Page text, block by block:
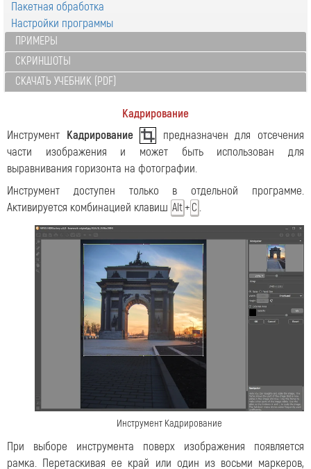
Пакетная обработка
Настройки программы
ПРИМЕРЫ
СКРИНШОТЫ
СКАЧАТЬ УЧЕБНИК (PDF)
Кадрирование
Инструмент Кадрирование
предназначен для отсечения
части изображения и может быть использован для
выравнивания горизонта на фотографии.
Инструмент доступен только в отдельной программе.
Активируется комбинацией клавиш Alt+ C .
Инструмент Кадрирование
При выборе инструмента поверх изображения появляется
рамка. Перетаскивая ее край или один из восьми маркеров,